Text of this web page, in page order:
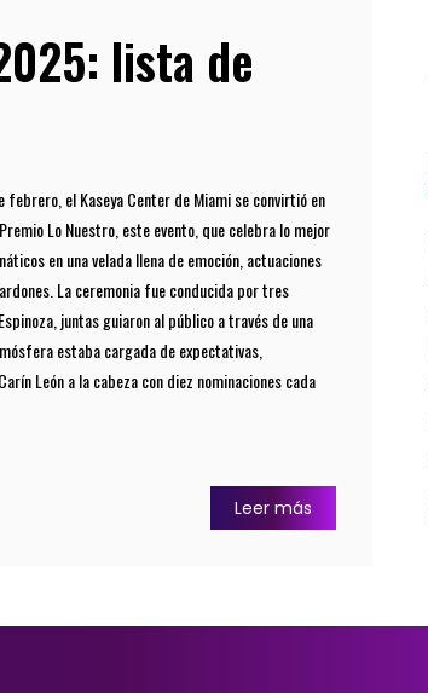
lista de
el Kaseya Center de Miami se convirtió en
Lo Nuestro, este evento, que celebra lo mejor
en una velada llena de emoción, actuaciones
La ceremonia fue conducida por tres
juntas guiaron al público a través de una
estaba cargada de expectativas,
León a la cabeza con diez nominaciones cada
Leer más